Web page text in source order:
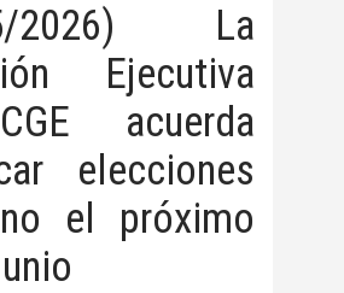
2026) La
Ejecutiva
acuerda
elecciones
el próximo